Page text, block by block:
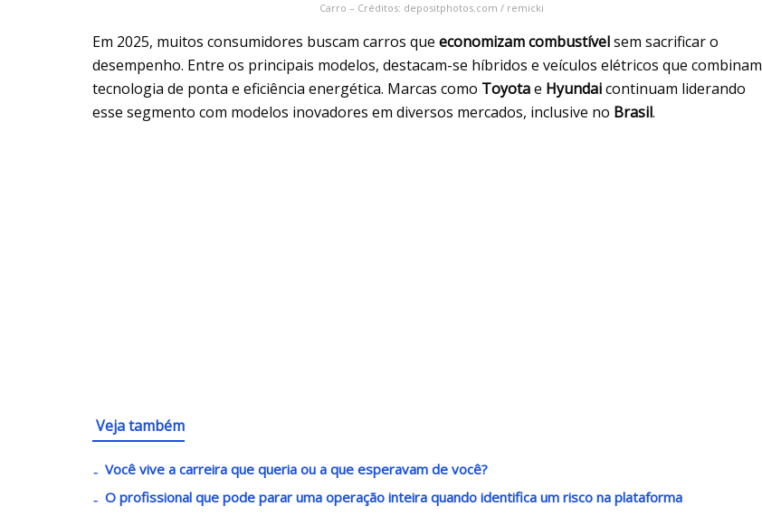
Carro – Créditos: depositphotos.com / remicki
Em 2025, muitos consumidores buscam carros que economizam combustívelsem sacrificar o
desempenho. Entre os principais modelos, destacam-se híbridos e veículos elétricos que combinam
tecnologia de ponta e eficiência energética. Marcas como Toyotae Hyundaicontinuam liderando
esse segmento com modelos inovadores em diversos mercados, inclusive no Brasil.
Veja também
Você vive a carreira que queria ou a que esperavam de você?
O profissional que pode parar uma operação inteira quando identifica um risco na plataforma